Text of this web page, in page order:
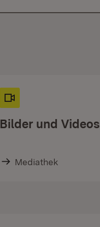
Bilder und Videos
Mediathek